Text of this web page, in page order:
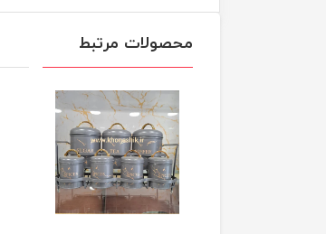
محصولات مرتبط